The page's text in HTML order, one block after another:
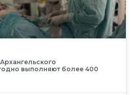
выполняют более 400